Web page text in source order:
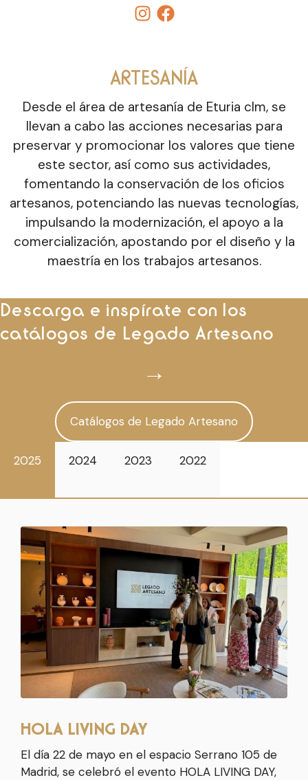
ARTESANÍA
Desde el área de artesanía de Eturia clm, se
llevan a cabo las acciones necesarias para
preservar y promocionar los valores que tiene
este sector, así como sus actividades,
fomentando la conservación de los oficios
artesanos, potenciando las nuevas tecnologías,
impulsando la modernización, el apoyo a la
comercialización, apostando por el diseño y la
maestría en los trabajos artesanos.
Descarga e inspírate con los
catálogos de Legado Artesano
→
Catálogos de Legado Artesano
2025 2024 2023 2022
HOLA LIVING DAY
El día 22 de mayo en el espacio Serrano 105 de
Madrid, se celebró el evento HOLA LIVING DAY,